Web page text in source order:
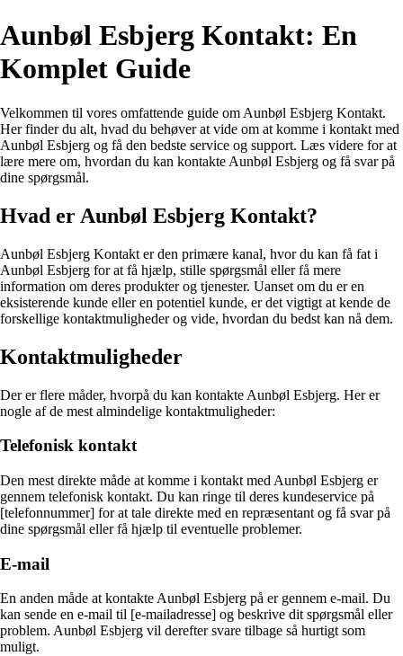
Aunbøl Esbjerg Kontakt: En
Komplet Guide
Velkommen til vores omfattende guide om Aunbøl Esbjerg Kontakt.
Her finder du alt, hvad du behøver at vide om at komme i kontakt med
Aunbøl Esbjerg og få den bedste service og support. Læs videre for at
lære mere om, hvordan du kan kontakte Aunbøl Esbjerg og få svar på
dine spørgsmål.
Hvad er Aunbøl Esbjerg Kontakt?
Aunbøl Esbjerg Kontakt er den primære kanal, hvor du kan få fat i
Aunbøl Esbjerg for at få hjælp, stille spørgsmål eller få mere
information om deres produkter og tjenester. Uanset om du er en
eksisterende kunde eller en potentiel kunde, er det vigtigt at kende de
forskellige kontaktmuligheder og vide, hvordan du bedst kan nå dem.
Kontaktmuligheder
Der er flere måder, hvorpå du kan kontakte Aunbøl Esbjerg. Her er
nogle af de mest almindelige kontaktmuligheder:
Telefonisk kontakt
Den mest direkte måde at komme i kontakt med Aunbøl Esbjerg er
gennem telefonisk kontakt. Du kan ringe til deres kundeservice på
[telefonnummer] for at tale direkte med en repræsentant og få svar på
dine spørgsmål eller få hjælp til eventuelle problemer.
E-mail
En anden måde at kontakte Aunbøl Esbjerg på er gennem e-mail. Du
kan sende en e-mail til [e-mailadresse] og beskrive dit spørgsmål eller
problem. Aunbøl Esbjerg vil derefter svare tilbage så hurtigt som
muligt.